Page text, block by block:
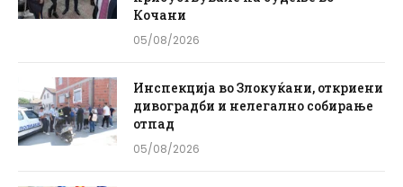
Кочани
05/08/2026
Инспекција во Злокуќани, откриени
дивоградби и нелегално собирање
отпад
05/08/2026